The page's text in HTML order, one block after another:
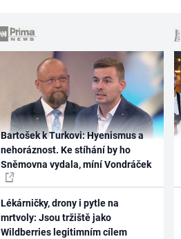
Bartošek k Turkovi: Hyenismus a
nehoráznost. Ke stíhání by ho
Sněmovna vydala, míní Vondráček
Lékárničky, drony i pytle na
mrtvoly: Jsou tržiště jako
Wildberries legitimním cílem